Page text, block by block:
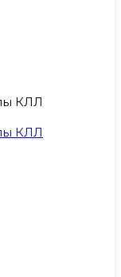
КЛЛ
КЛЛ